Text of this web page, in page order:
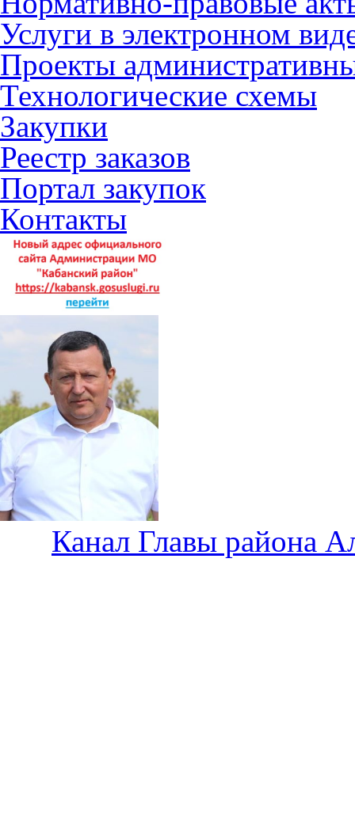
Услуги в электронном
Проекты
Технологические схемы
Закупки
Реестр заказов
Портал закупок
Контакты
Канал Главы района